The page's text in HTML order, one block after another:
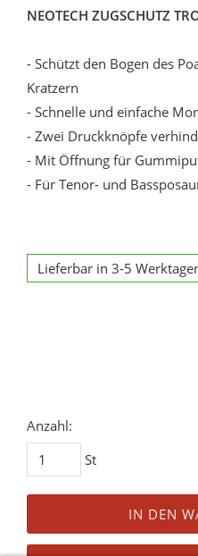
NEOTECH ZUGSCHUTZ
- Schützt den Bogen des
Kratzern
- Schnelle und einfache
- Zwei Druckknöpfe
- Mit Öffnung für
- Für Tenor- und
Lieferbar in 3-5
Anzahl:
St
IN DEN